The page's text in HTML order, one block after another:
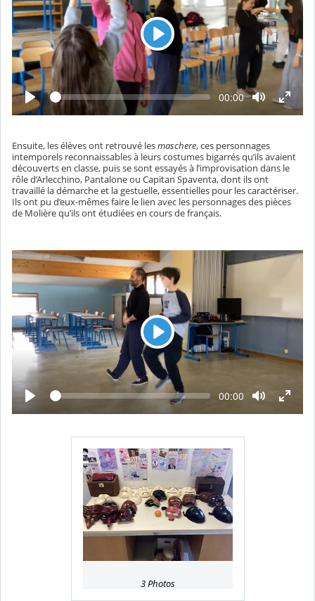
L
t
u
L
e
c
e
T
m
é
c
o
u
l
é
00:00
Ensuite, les élèves ont retrouvé lesmaschere, ces personnages
intemporels reconnaissables à leurs costumes bigarrés qu’ils avaient
découverts en classe, puis se sont essayés à l’improvisation dans le
rôle d’Arlecchino, Pantalone ou Capitan Spaventa, dont ils ont
travaillé la démarche et la gestuelle, essentielles pour les caractériser.
Ils ont pu d’eux-mêmes faire le lien avec les personnages des pièces
de Molière qu’ils ont étudiées en cours de français.
L
e
c
t
e
L
e
c
r
e
T
m
s
c
o
u
l
é
00:00
3 Photos